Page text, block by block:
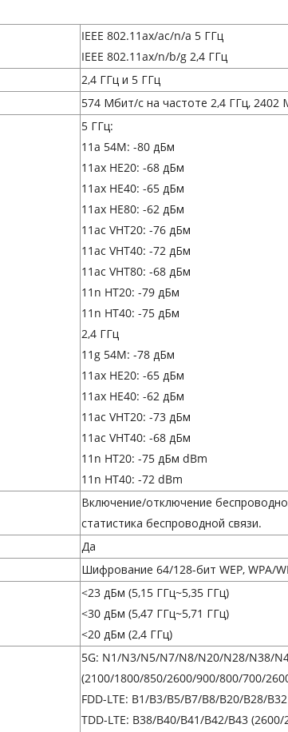
IEEE 802.11ax/ac/n/a 5 ГГц
IEEE 802.11ax/n/b/g 2,4 ГГц
2,4 ГГц и 5 ГГц
574 Мбит/с на частоте 2,4 ГГц, 2402
5 ГГц:
11a 54M: -80 дБм
11ax HE20: -68 дБм
11ax HE40: -65 дБм
11ax HE80: -62 дБм
11ac VHT20: -76 дБм
11ac VHT40: -72 дБм
11ac VHT80: -68 дБм
11n HT20: -79 дБм
11n HT40: -75 дБм
2,4 ГГц
11g 54M: -78 дБм
11ax HE20: -65 дБм
11ax HE40: -62 дБм
11ac VHT20: -73 дБм
11ac VHT40: -68 дБм
11n HT20: -75 дБм dBm
11n HT40: -72 dBm
Включение/отключение
статистика беспроводной связи.
Да
Шифрование 64/128-бит WEP, WPA/
<23 дБм (5,15 ГГц~5,35 ГГц)
<30 дБм (5,47 ГГц~5,71 ГГц)
<20 дБм (2,4 ГГц)
5G: N1/N3/N5/N7/N8/N20/N28/N38/
(2100/1800/850/2600/900/800/700/
FDD-LTE: B1/B3/B5/B7/B8/B20/B28/
TDD-LTE: B38/B40/B41/B42/B43